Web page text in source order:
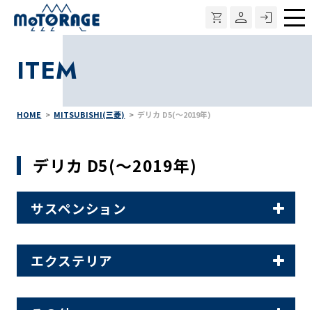
ITEM
HOME MITSUBISHI(三菱) デリカ D5(～2019年)
デリカ D5(～2019年)
サスペンション
エクステリア
メ